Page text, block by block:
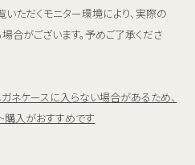
ただくモニター環境により、実際の
合がございます。予めご了承くださ
ネケースに入らない場合があるため、
購入がおすすめです